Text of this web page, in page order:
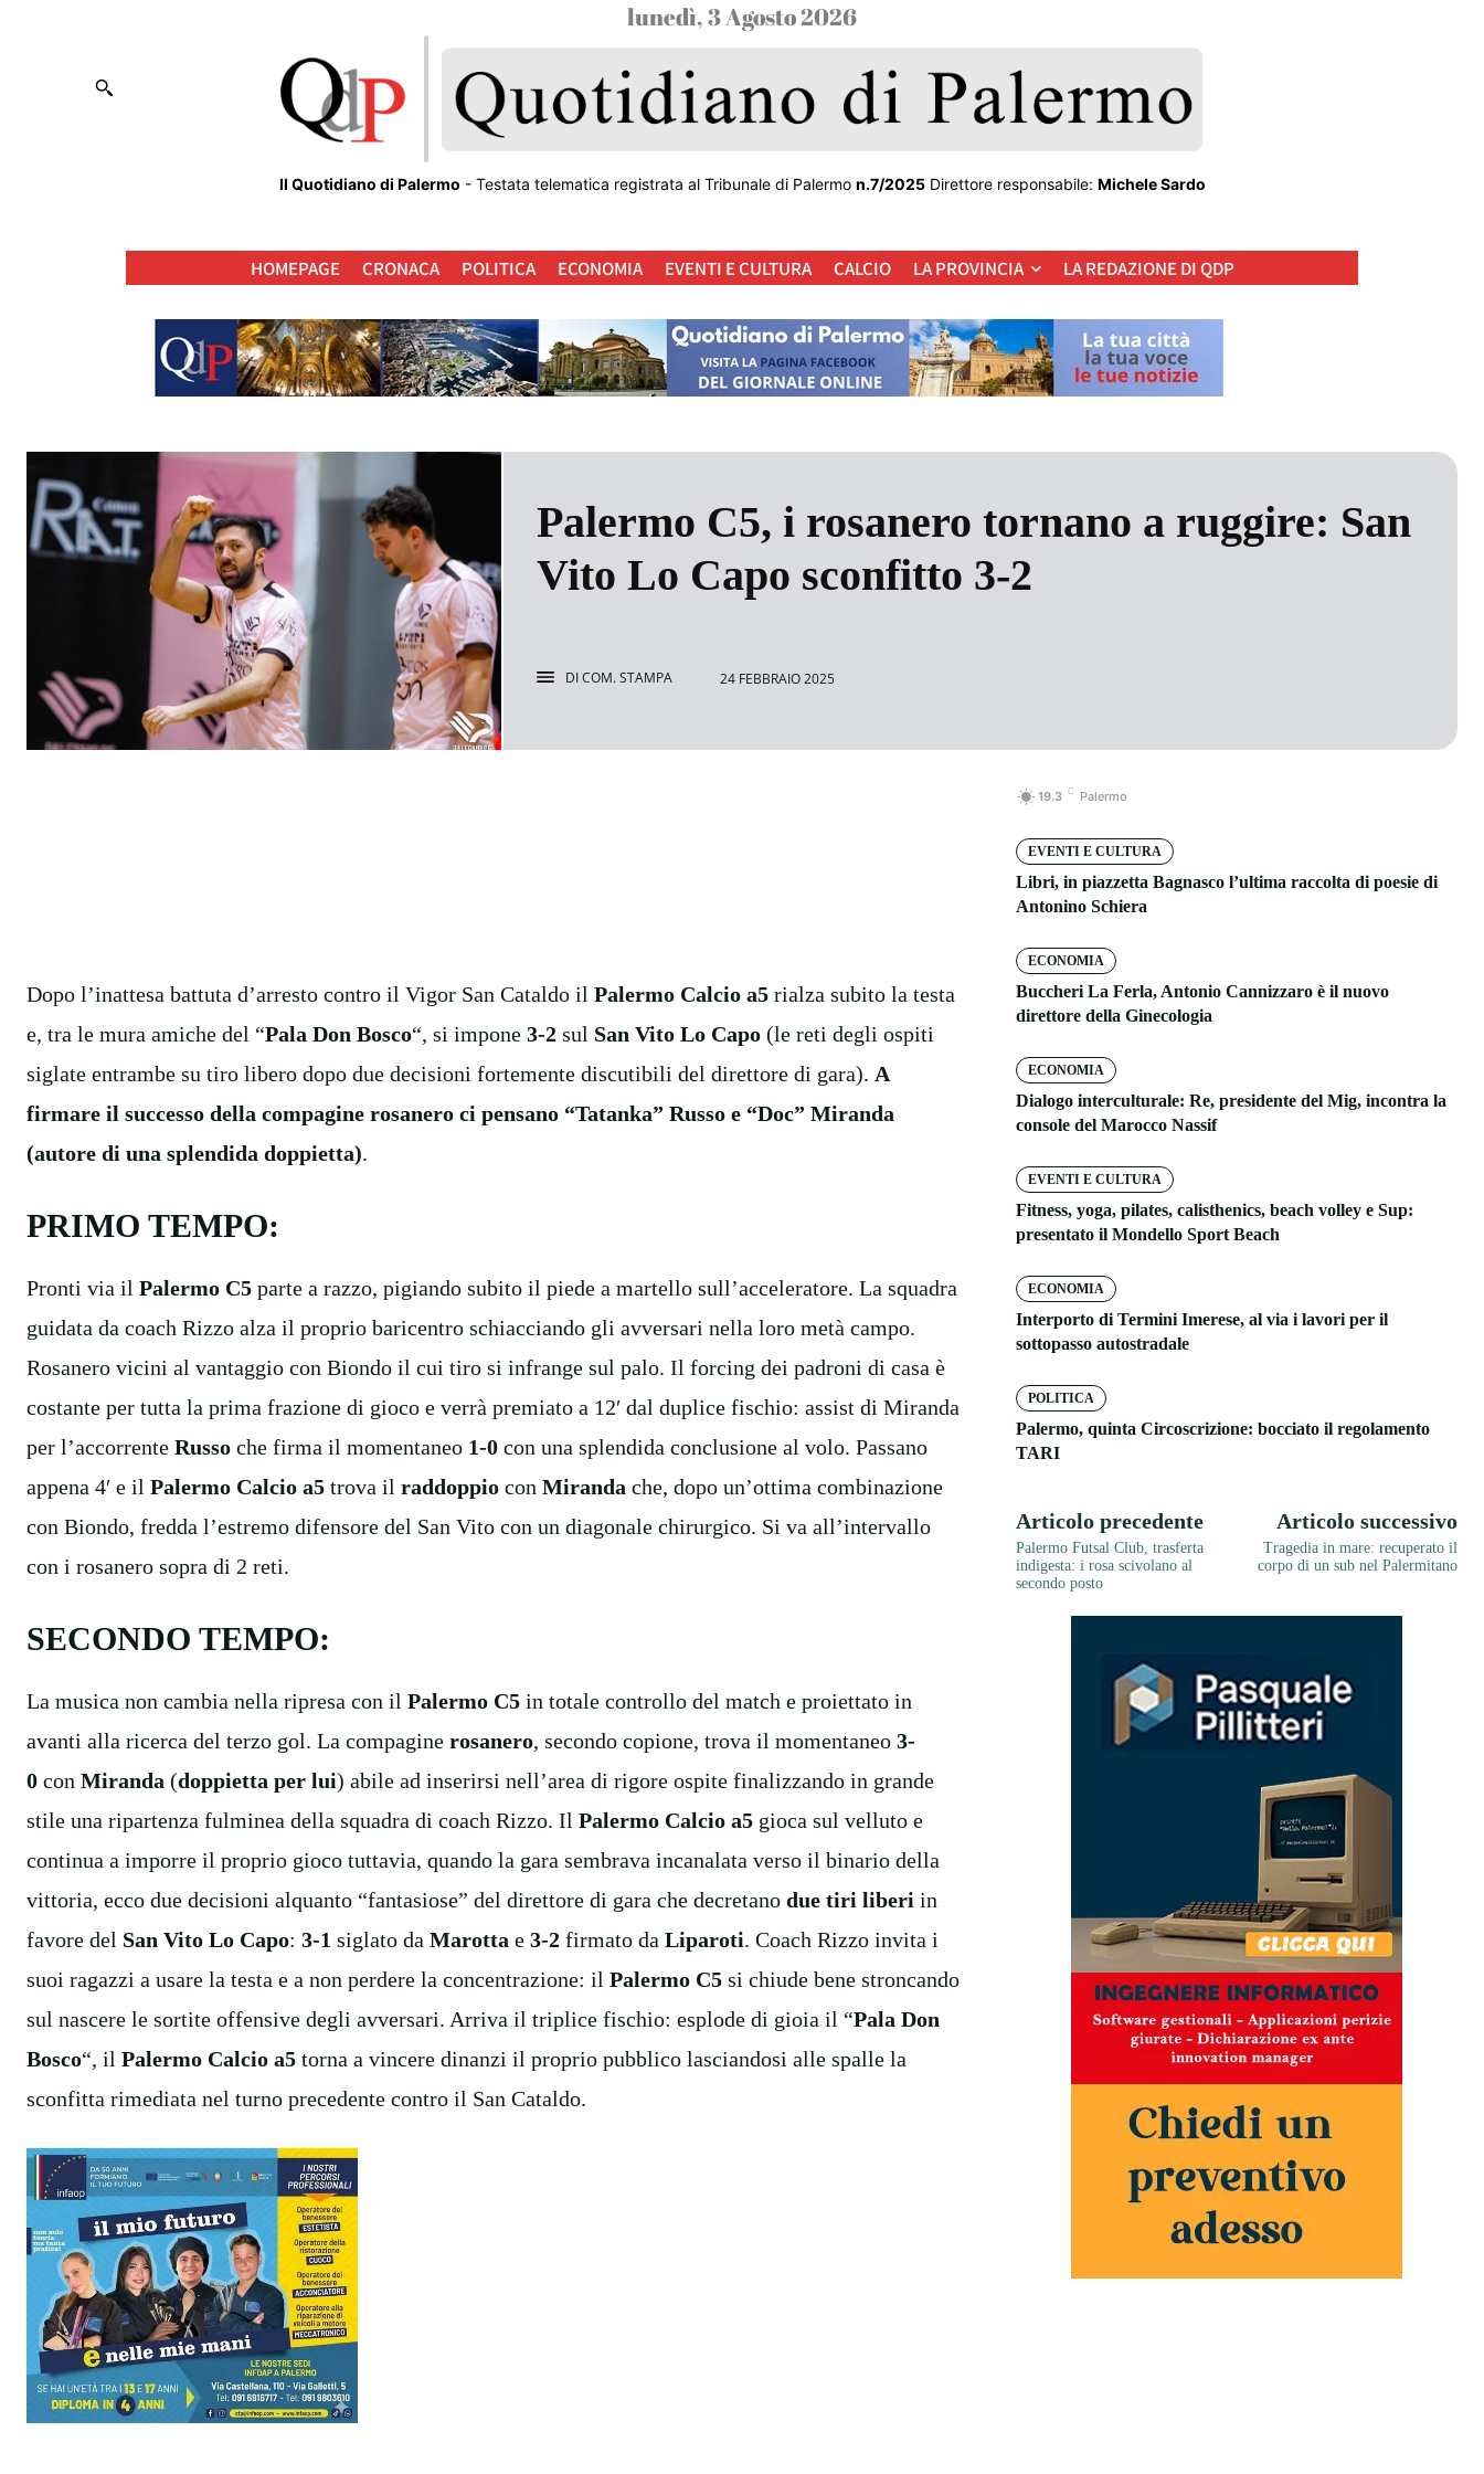
lunedì, 3 Agosto 2026
Il Quotidiano di Palermo - Testata telematica registrata al Tribunale di Palermo n.7/2025Direttore responsabile: Michele Sardo
HOMEPAGE CRONACA POLITICA ECONOMIA EVENTI E CULTURA CALCIO LA PROVINCIA LA REDAZIONE DI QDP
Palermo C5, i rosanero tornano a ruggire: San
Vito Lo Capo sconfitto 3-2
DICOM. STAMPA 24 FEBBRAIO 2025
Dopo l’inattesa battuta d’arresto contro il Vigor San Cataldo il Palermo Calcio a5 rialza subito la testa
e, tra le mura amiche del “Pala Don Bosco“, si impone 3-2 sul San Vito Lo Capo (le reti degli ospiti
siglate entrambe su tiro libero dopo due decisioni fortemente discutibili del direttore di gara). A
firmare il successo della compagine rosanero ci pensano “Tatanka” Russo e “Doc” Miranda
(autore di una splendida doppietta).
PRIMO TEMPO:
Pronti via il Palermo C5 parte a razzo, pigiando subito il piede a martello sull’acceleratore. La squadra
guidata da coach Rizzo alza il proprio baricentro schiacciando gli avversari nella loro metà campo.
Rosanero vicini al vantaggio con Biondo il cui tiro si infrange sul palo. Il forcing dei padroni di casa è
costante per tutta la prima frazione di gioco e verrà premiato a 12′ dal duplice fischio: assist di Miranda
per l’accorrente Russo che firma il momentaneo 1-0 con una splendida conclusione al volo. Passano
appena 4′ e il Palermo Calcio a5 trova il raddoppio con Miranda che, dopo un’ottima combinazione
con Biondo, fredda l’estremo difensore del San Vito con un diagonale chirurgico. Si va all’intervallo
con i rosanero sopra di 2 reti.
SECONDO TEMPO:
La musica non cambia nella ripresa con il Palermo C5 in totale controllo del match e proiettato in
avanti alla ricerca del terzo gol. La compagine rosanero, secondo copione, trova il momentaneo 3-
0 con Miranda (doppietta per lui) abile ad inserirsi nell’area di rigore ospite finalizzando in grande
stile una ripartenza fulminea della squadra di coach Rizzo. Il Palermo Calcio a5 gioca sul velluto e
continua a imporre il proprio gioco tuttavia, quando la gara sembrava incanalata verso il binario della
vittoria, ecco due decisioni alquanto “fantasiose” del direttore di gara che decretano due tiri liberi in
favore del San Vito Lo Capo: 3-1 siglato da Marotta e 3-2 firmato da Liparoti. Coach Rizzo invita i
suoi ragazzi a usare la testa e a non perdere la concentrazione: il Palermo C5 si chiude bene stroncando
sul nascere le sortite offensive degli avversari. Arriva il triplice fischio: esplode di gioia il “Pala Don
Bosco“, il Palermo Calcio a5 torna a vincere dinanzi il proprio pubblico lasciandosi alle spalle la
sconfitta rimediata nel turno precedente contro il San Cataldo.
19.3 C Palermo
EVENTI E CULTURA
Libri, in piazzetta Bagnasco l’ultima raccolta di poesie di
Antonino Schiera
ECONOMIA
Buccheri La Ferla, Antonio Cannizzaro è il nuovo
direttore della Ginecologia
ECONOMIA
Dialogo interculturale: Re, presidente del Mig, incontra la
console del Marocco Nassif
EVENTI E CULTURA
Fitness, yoga, pilates, calisthenics, beach volley e Sup:
presentato il Mondello Sport Beach
ECONOMIA
Interporto di Termini Imerese, al via i lavori per il
sottopasso autostradale
POLITICA
Palermo, quinta Circoscrizione: bocciato il regolamento
TARI
Articolo precedente
Palermo Futsal Club, trasferta
indigesta: i rosa scivolano al
secondo posto
Articolo successivo
Tragedia in mare: recuperato il
corpo di un sub nel Palermitano